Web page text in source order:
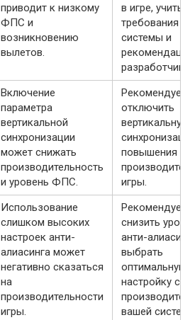
приводит к низкому
ФПС и
возникновению
вылетов.
в игре,
требования
системы и
рекомендации
Включение
параметра
вертикальной
синхронизации
может снижать
производительность
и уровень ФПС.
отключить
вертикальную
повышения
игры.
Использование
слишком высоких
настроек анти-
алиасинга может
негативно сказаться
на
производительности
игры.
снизить
анти-
выбрать
оптимальную
настройку с
вашей